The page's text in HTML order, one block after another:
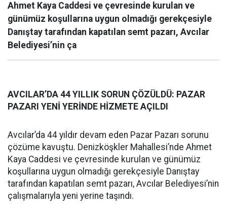
Ahmet Kaya Caddesi ve çevresinde kurulan ve
günümüz koşullarına uygun olmadığı gerekçesiyle
Danıştay tarafından kapatılan semt pazarı, Avcılar
Belediyesi’nin ça
AVCILAR’DA 44 YILLIK SORUN ÇÖZÜLDÜ: PAZAR
PAZARI YENİ YERİNDE HİZMETE AÇILDI
Avcılar’da 44 yıldır devam eden Pazar Pazarı sorunu
çözüme kavuştu. Denizköşkler Mahallesi’nde Ahmet
Kaya Caddesi ve çevresinde kurulan ve günümüz
koşullarına uygun olmadığı gerekçesiyle Danıştay
tarafından kapatılan semt pazarı, Avcılar Belediyesi’nin
çalışmalarıyla yeni yerine taşındı.